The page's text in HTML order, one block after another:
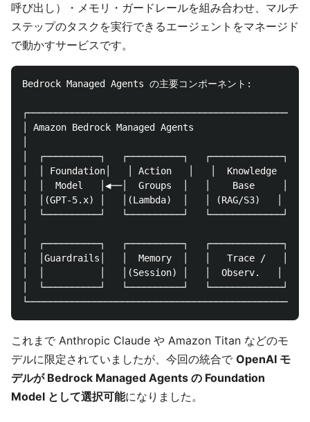
呼び出し）・メモリ・ガードレールを組み合わせ、マルチ
ステップのタスクを実行できるエージェントをマネージド
で動かすサービスです。
Bedrock Managed Agents の主要コンポーネント:
┌─────────────────────────────────────────────────┐
│ Amazon Bedrock Managed Agents                    │
│  ┌──────────┐   ┌──────────┐   ┌─────────────┐ │
│  │ Foundation│   │ Action   │   │  Knowledge  │ │
│  │  Model   │◀──│  Groups  │   │    Base     │ │
│  │(GPT-5.x) │   │(Lambda)  │   │ (RAG/S3)   │ │
│  └──────────┘   └──────────┘   └─────────────┘ │
│  ┌──────────┐   ┌──────────┐   ┌─────────────┐ │
│  │Guardrails│   │  Memory  │   │   Trace /   │ │
│  │          │   │(Session) │   │  Observ.   │ │
│  └──────────┘   └──────────┘   └─────────────┘ │
これまで Anthropic Claude や Amazon Titan などのモ
デルに限定されていましたが、今回の統合で OpenAI モ
デルが Bedrock Managed Agents の Foundation
Model として選択可能になりました。